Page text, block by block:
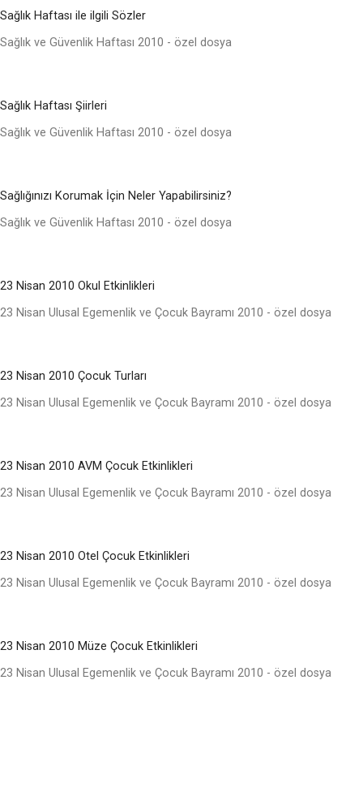
Sağlık Haftası ile ilgili Sözler
Sağlık ve Güvenlik Haftası 2010 - özel dosya
Sağlık Haftası Şiirleri
Sağlık ve Güvenlik Haftası 2010 - özel dosya
Sağlığınızı Korumak İçin Neler Yapabilirsiniz?
Sağlık ve Güvenlik Haftası 2010 - özel dosya
23 Nisan 2010 Okul Etkinlikleri
23 Nisan Ulusal Egemenlik ve Çocuk Bayramı 2010 - özel dosya
23 Nisan 2010 Çocuk Turları
23 Nisan Ulusal Egemenlik ve Çocuk Bayramı 2010 - özel dosya
23 Nisan 2010 AVM Çocuk Etkinlikleri
23 Nisan Ulusal Egemenlik ve Çocuk Bayramı 2010 - özel dosya
23 Nisan 2010 Otel Çocuk Etkinlikleri
23 Nisan Ulusal Egemenlik ve Çocuk Bayramı 2010 - özel dosya
23 Nisan 2010 Müze Çocuk Etkinlikleri
23 Nisan Ulusal Egemenlik ve Çocuk Bayramı 2010 - özel dosya